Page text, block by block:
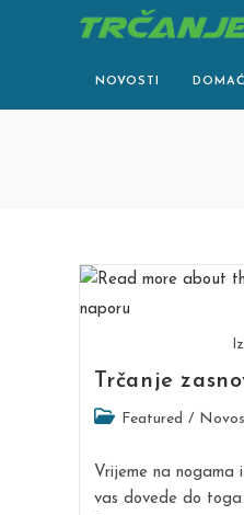
NOVOSTI
Trčanje
PostFeatured /
Vrijeme na nogama
vas dovede do